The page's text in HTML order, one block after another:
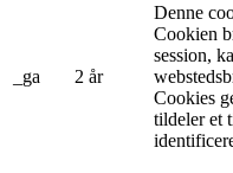
_ga 2 år
Denne
Cookien
session,
Cookies
tildeler et